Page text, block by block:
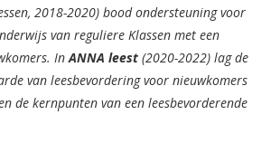
2018-2020) bood ondersteuning voor
van reguliere Klassen met een
InANNA leest (2020-2022) lag de
van leesbevordering voor nieuwkomers
de kernpunten van een leesbevorderende